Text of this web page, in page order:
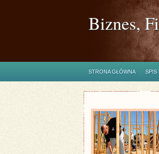
Biznes,
STRONA GŁÓWNA SPIS